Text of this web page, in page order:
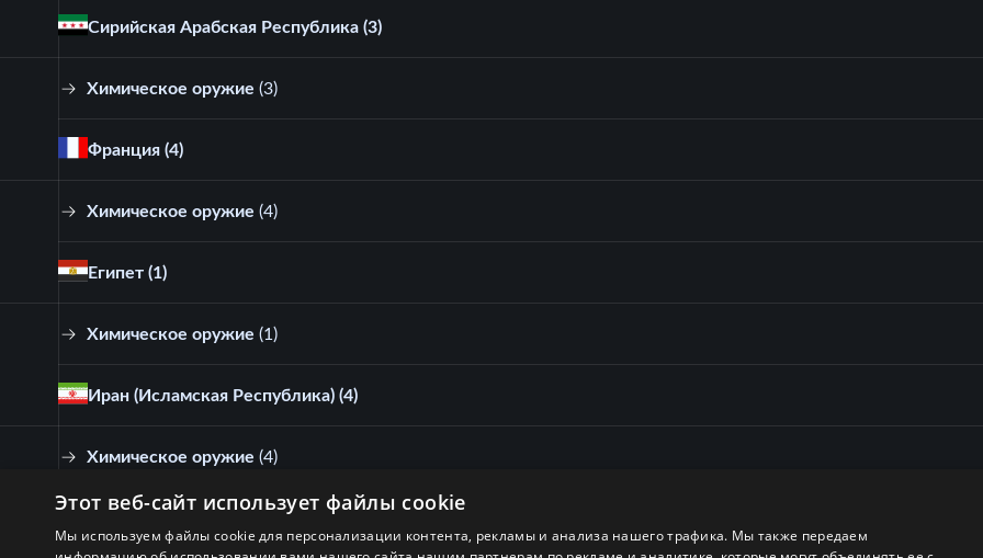
Сирийская Арабская Республика (3)
Химическое оружие (3)
Франция (4)
Химическое оружие (4)
Египет (1)
Химическое оружие (1 )
Иран (Исламская Республика) (4)
Химическое оружие (4)
Этот веб-сайт использует файлы cookie
Мы используем файлы cookie для персонализации контента, рекламы и анализа нашего трафика. Мы также передаем